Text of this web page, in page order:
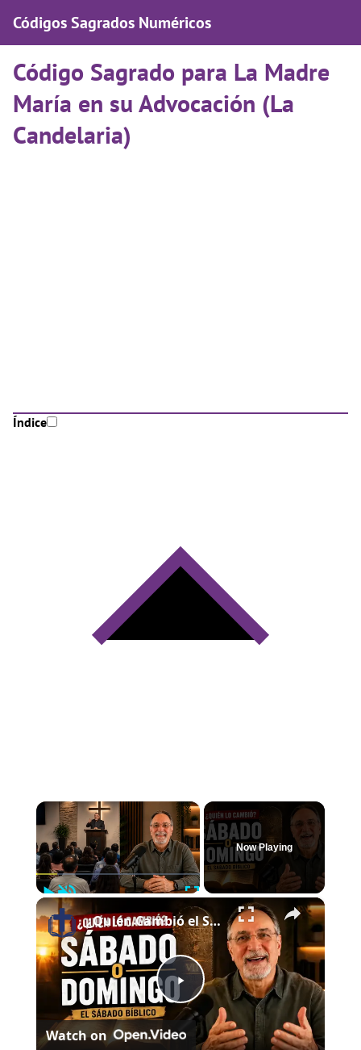
Códigos Sagrados Numéricos
Código Sagrado para La Madre
María en su Advocación (La
Candelaria)
Índice
×
PlayUnmute Fullscreen
Now Playing
×
P
¿Quién Cambió el Sábado al Domingo? | El Sábado Bíblico
Watch on